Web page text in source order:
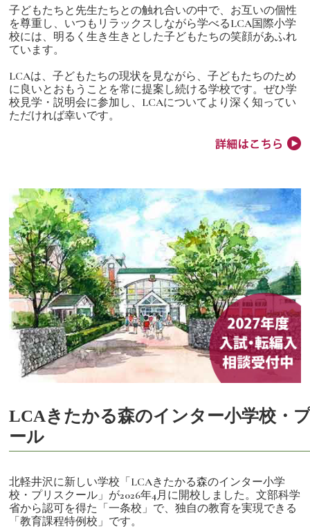
子どもたちと先生たちとの触れ合いの中で、お互いの個性
を尊重し、いつもリラックスしながら学べるLCA国際小学
校には、明るく生き生きとした子どもたちの笑顔があふれ
ています。
LCAは、子どもたちの現状を見ながら、子どもたちのため
に良いとおもうことを常に提案し続ける学校です。ぜひ学
校見学・説明会に参加し、LCAについてより深く知ってい
ただければ幸いです。
LCAきたかる森のインター小学校・
ール
北軽井沢に新しい学校「LCAきたかる森のインター小学
校・プリスクール」が2026年4月に開校しました。文部科学
省から認可を得た「一条校」で、独自の教育を実現できる
「教育課程特例校」です。